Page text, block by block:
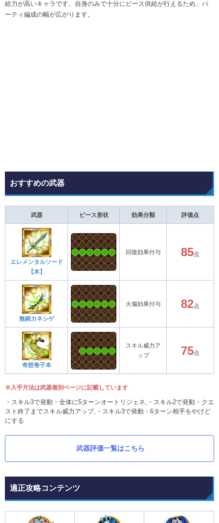
給力が高いキャラです。自身のみで十分にピース供給が行えるため、パ
ーティ編成の幅が広がります。
おすすめの武器
武器 ピース形状 効果分類 評価点
エレメンタルソード
【木】
回復効果付与 85点
無銘カネシゲ
火傷効果付与 82点
奇想巻子本
スキル威力ア
ップ
75点
※入手方法は武器個別ページに記載しています
・スキル3で発動・全体に5ターンオートリジェネ,・スキル2で発動・クエ
スト終了までスキル威力アップ,・スキル3で発動・6ターン相手をやけど
にする
武器評価一覧はこちら
適正攻略コンテンツ